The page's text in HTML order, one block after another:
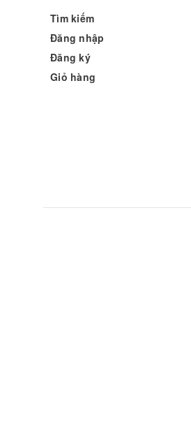
Tìm kiếm
Đăng nhập
Đăng ký
Giỏ hàng